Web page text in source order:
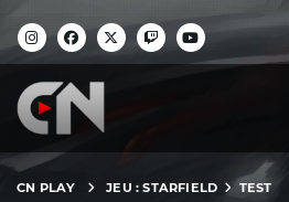
CN PLAY JEU : STARFIELD TEST